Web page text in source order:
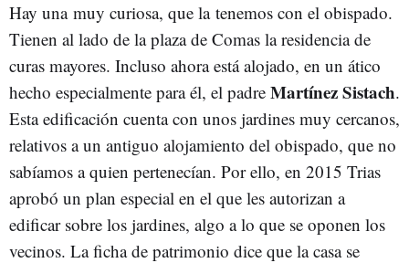
Hay una muy curiosa, que la tenemos con el obispado.
Tienen al lado de la plaza de Comas la residencia de
curas mayores. Incluso ahora está alojado, en un ático
hecho especialmente para él, el padre Martínez Sistach.
Esta edificación cuenta con unos jardines muy cercanos,
relativos a un antiguo alojamiento del obispado, que no
sabíamos a quien pertenecían. Por ello, en 2015 Trias
aprobó un plan especial en el que les autorizan a
edificar sobre los jardines, algo a lo que se oponen los
vecinos. La ficha de patrimonio dice que la casa se